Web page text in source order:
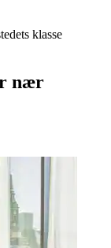
klasse
nær